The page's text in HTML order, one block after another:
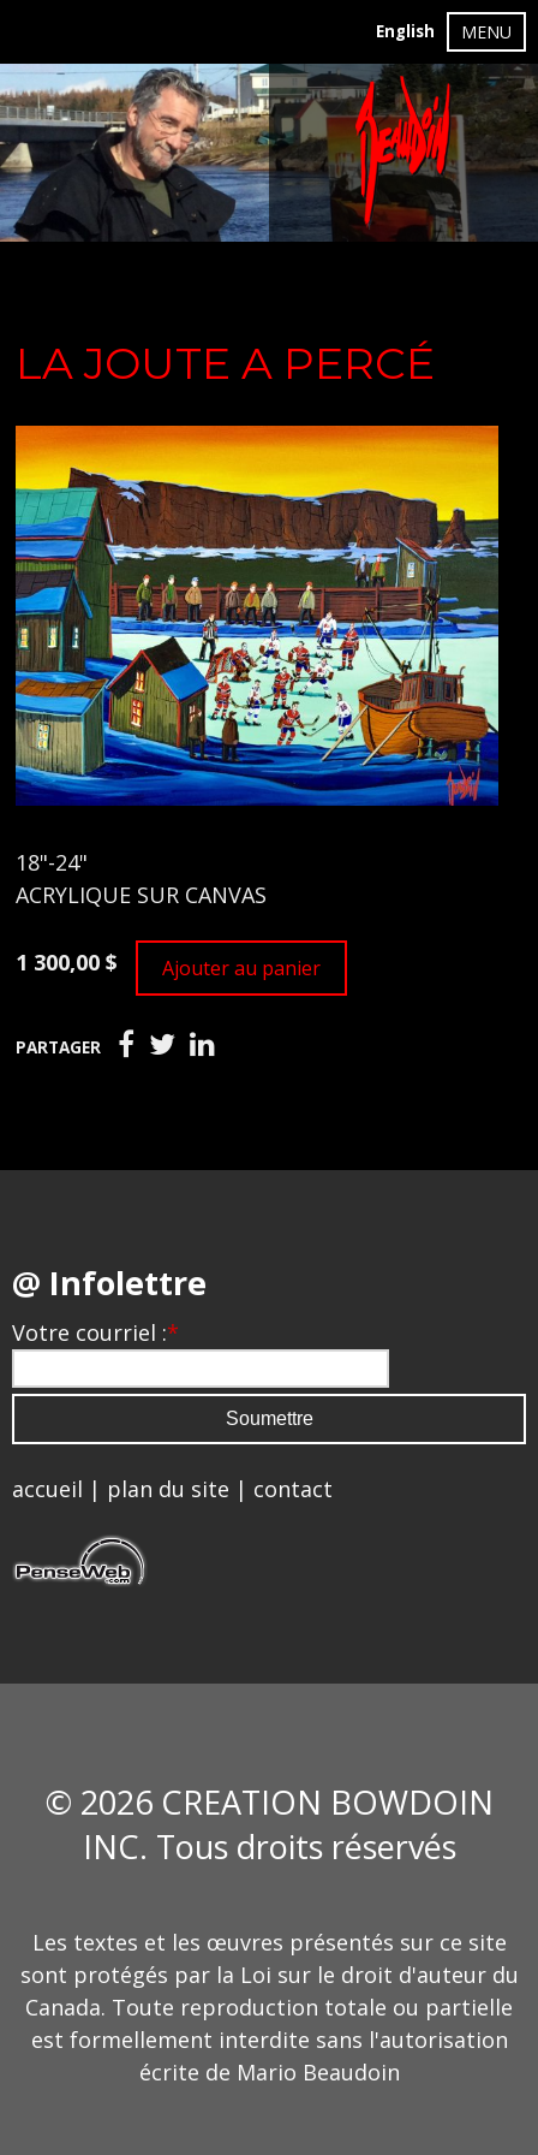
English MENU
LA JOUTE A PERCÉ
18"-24"
ACRYLIQUE SUR CANVAS
1 300,00 $ Ajouter au panier
PARTAGER
@ Infolettre
Votre courriel :*
accueil | plan du site | contact
© 2026 CREATION BOWDOIN
INC. Tous droits réservés
Les textes et les œuvres présentés sur ce site
sont protégés par la Loi sur le droit d'auteur du
Canada. Toute reproduction totale ou partielle
est formellement interdite sans l'autorisation
écrite de Mario Beaudoin